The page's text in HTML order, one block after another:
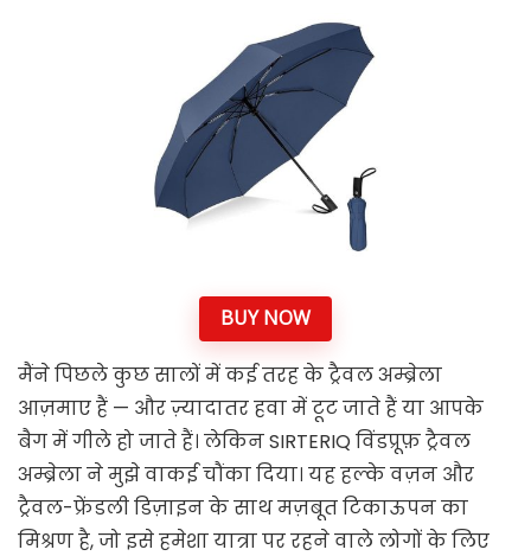
BUY NOW
मैंने पिछले कुछ सालों में कई तरह के ट्रैवल अम्ब्रेला
आज़माए हैं — और ज़्यादातर हवा में टूट जाते हैं या आपके
बैग में गीले हो जाते हैं। लेकिन SIRTERIQ विंडप्रूफ़ ट्रैवल
अम्ब्रेला ने मुझे वाकई चौंका दिया। यह हल्के वज़न और
ट्रैवल-फ्रेंडली डिज़ाइन के साथ मज़बूत टिकाऊपन का
मिश्रण है, जो इसे हमेशा यात्रा पर रहने वाले लोगों के लिए